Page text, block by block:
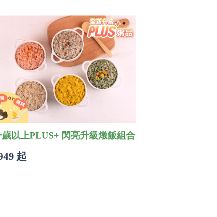
歲以上PLUS+ 閃亮升級燉飯組合
起